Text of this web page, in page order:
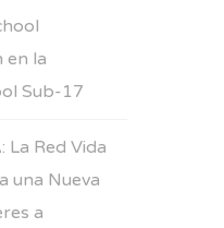
en la
Sub-17
La Red Vida
una Nueva
a